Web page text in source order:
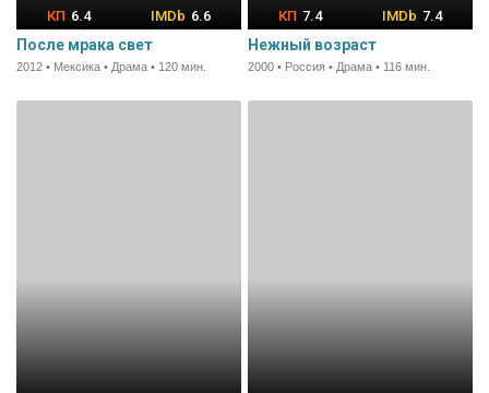
6.4 6.6
После мрака свет
2012 • Мексика • Драма • 120 мин.
7.4 7.4
Нежный возраст
2000 • Россия • Драма • 116 мин.